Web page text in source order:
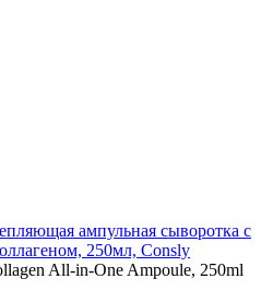
ампульная сыворотка с
250мл, Consly
All-in-One Ampoule, 250ml